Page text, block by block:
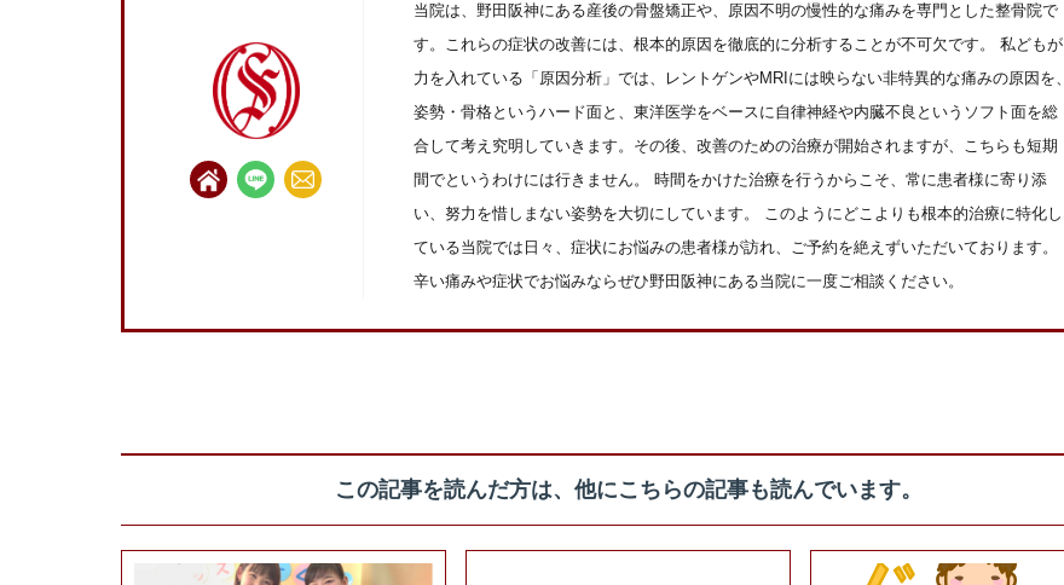
当院は、野田阪神にある産後の骨盤矯正や、原因不明の慢性的な痛みを専門とした整骨院で
す。これらの症状の改善には、根本的原因を徹底的に分析することが不可欠です。 私どもが
力を入れている「原因分析」では、レントゲンやMRIには映らない非特異的な痛みの原因を、
姿勢・骨格というハード面と、東洋医学をベースに自律神経や内臓不良というソフト面を総
合して考え究明していきます。その後、改善のための治療が開始されますが、こちらも短期
間でというわけには行きません。 時間をかけた治療を行うからこそ、常に患者様に寄り添
い、努力を惜しまない姿勢を大切にしています。 このようにどこよりも根本的治療に特化し
ている当院では日々、症状にお悩みの患者様が訪れ、ご予約を絶えずいただいております。
辛い痛みや症状でお悩みならぜひ野田阪神にある当院に一度ご相談ください。
この記事を読んだ方は、他にこちらの記事も読んでいます。